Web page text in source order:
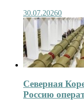
30.07.20260
Северная
Россию